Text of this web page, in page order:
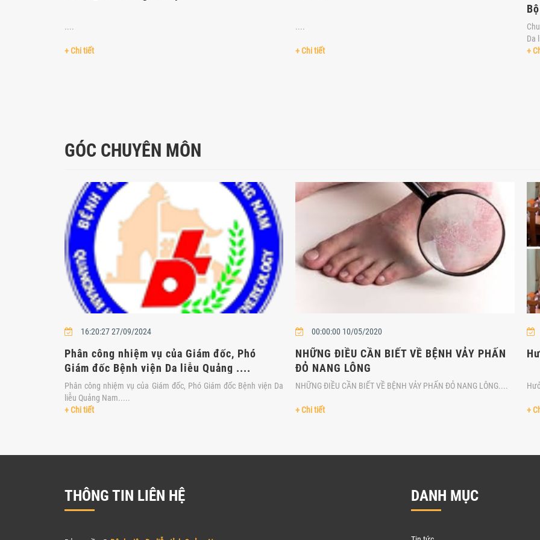
....
+ Chi tiết
....
+ Chi tiết
Da
+
GÓC CHUYÊN MÔN
16:20:27 27/09/2024
Phân công nhiệm vụ của Giám đốc, Phó
Giám đốc Bệnh viện Da liễu Quảng ....
Phân công nhiệm vụ của Giám đốc, Phó Giám đốc Bệnh viện Da
liễu Quảng Nam.....
+ Chi tiết
00:00:00 10/05/2020
NHỮNG ĐIỀU CẦN BIẾT VỀ BỆNH VẢY PHẤN
ĐỎ NANG LÔNG
NHỮNG ĐIỀU CẦN BIẾT VỀ BỆNH VẢY PHẤN ĐỎ NANG LÔNG....
+ Chi tiết +
THÔNG TIN LIÊN HỆ DANH MỤC